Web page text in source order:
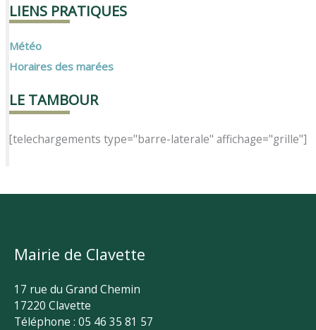
LIENS PRATIQUES
Météo
Horaires des marées
LE TAMBOUR
[telechargements type="barre-laterale" affichage="grille"]
Mairie de Clavette
17 rue du Grand Chemin
17220 Clavette
Téléphone : 05 46 35 81 57